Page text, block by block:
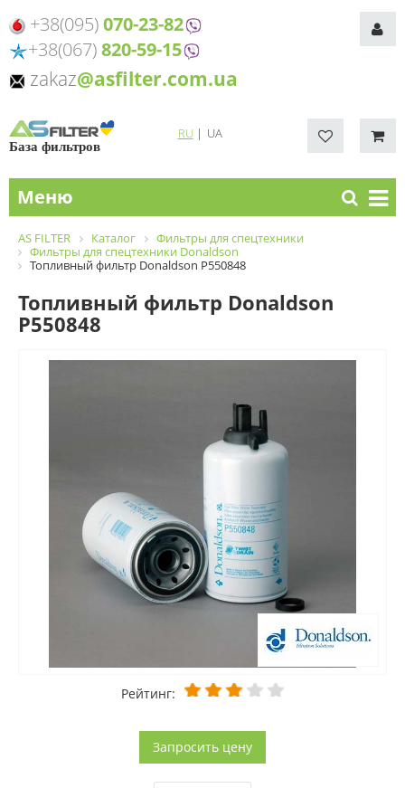
+38(095)070-23-82
+38(067)820-59-15
zakaz@asfilter.com.ua
База фильтров
RU| UA
Меню
AS FILTER Каталог
Фильтры для спецтехники
Фильтры для спецтехники Donaldson
Топливный фильтр Donaldson P550848
Топливный фильтр Donaldson
P550848
Рейтинг:
Запросить цену